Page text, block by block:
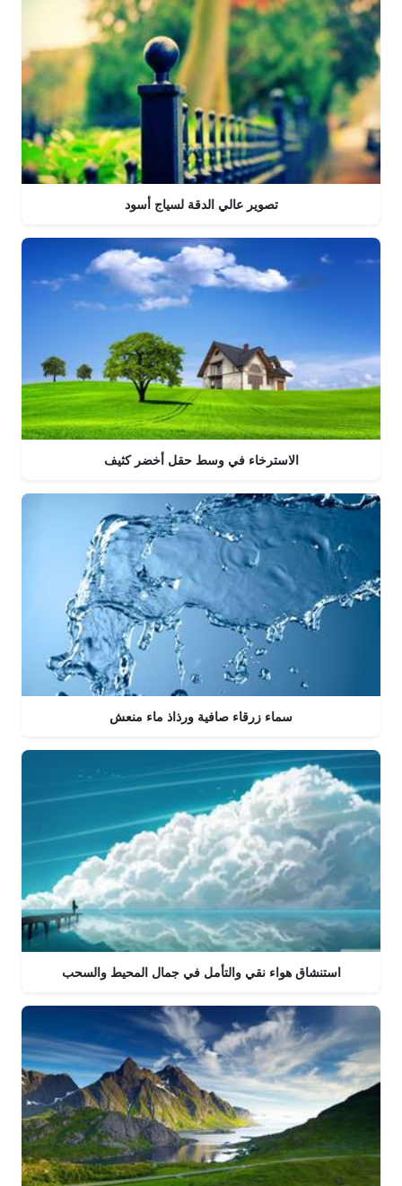
تصوير عالي الدقة لسياج أسود
الاسترخاء في وسط حقل أخضر كثيف
سماء زرقاء صافية ورذاذ ماء منعش
استنشاق هواء نقي والتأمل في جمال المحيط والسحب